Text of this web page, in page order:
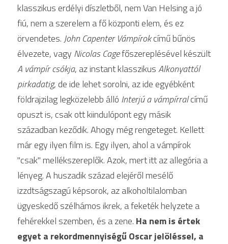
klasszikus erdélyi díszletből, nem Van Helsing a jó
fiú, nem a szerelem a fő központi elem, és ez
örvendetes. John Capenter Vámpírok című bűnös
élvezete, vagy Nicolas Cage
A vámpír csókja, az instant klasszikus Alkonyattól
pirkadatig, de ide lehet sorolni, az ide egyébként
földrajzilag legközelebb álló Interjú a vámpírral című
opuszt is, csak ott kiindulópont egy másik
században keződik. Ahogy még rengeteget. Kellett
már egy ilyen film is. Egy ilyen, ahol a vámpírok
"csak" mellékszereplők. Azok, mert itt az allegória a
lényeg. A huszadik század elejéről mesélő
izzdtságszagú képsorok, az alkoholtilalomban
ügyeskedő szélhámos ikrek, a feketék helyzete a
fehérekkel szemben, és a zene. Ha nem is értek
egyet a rekordmennyiségű Oscar jelöléssel, a